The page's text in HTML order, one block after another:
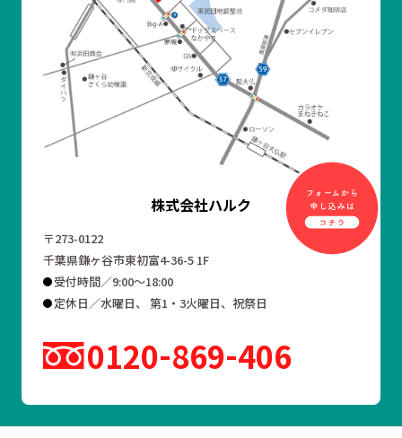
株式会社ハルク
〒273-0122
千葉県鎌ヶ谷市東初富4-36-5 1F
受付時間／9:00～18:00
定休日／水曜日、 第1・3火曜日、祝祭日
0120 869 406